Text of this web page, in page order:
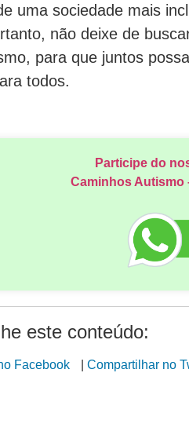
uma sociedade mais
não deixe de
para que juntos
todos.
Participe do
Caminhos Autismo
este conteúdo:
Facebook Compartilhar no